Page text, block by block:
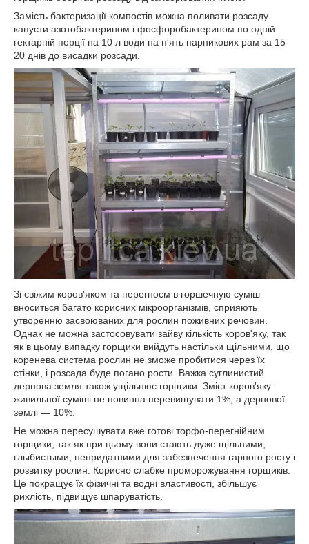
Замість бактеризації компостів можна поливати розсаду
капусти азотобактерином і фосфоробактерином по одній
гектарній порції на 10 л води на п'ять парникових рам за 15-
20 днів до висадки розсади.
Зі свіжим коров'яком та перегноєм в горшечную суміш
вноситься багато корисних мікроорганізмів, сприяють
утворенню засвоюваних для рослин поживних речовин.
Однак не можна застосовувати зайву кількість коров'яку, так
як в цьому випадку горщики вийдуть настільки щільними, що
коренева система рослин не зможе пробитися через їх
стінки, і розсада буде погано рости. Важка суглинистий
дернова земля також ущільнює горщики. Зміст коров'яку
живильної суміші не повинна перевищувати 1%, а дернової
землі — 10%.
Не можна пересушувати вже готові торфо-перегнійним
горщики, так як при цьому вони стають дуже щільними,
глыбистыми, непридатними для забезпечення гарного росту і
розвитку рослин. Корисно слабке проморожування горщиків.
Це покращує їх фізичні та водні властивості, збільшує
рихлість, підвищує шпаруватість.